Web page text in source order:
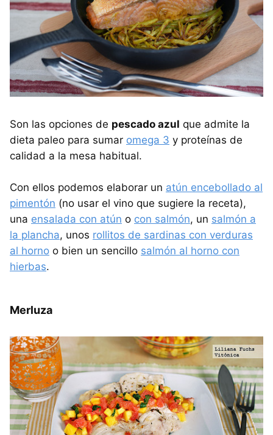
Son las opciones de pescado azul que admite la
dieta paleo para sumar omega 3 y proteínas de
calidad a la mesa habitual.
Con ellos podemos elaborar un atún encebollado al
pimentón (no usar el vino que sugiere la receta),
una ensalada con atún o con salmón, un salmón a
la plancha, unos rollitos de sardinas con verduras
al horno o bien un sencillo salmón al horno con
hierbas.
Merluza